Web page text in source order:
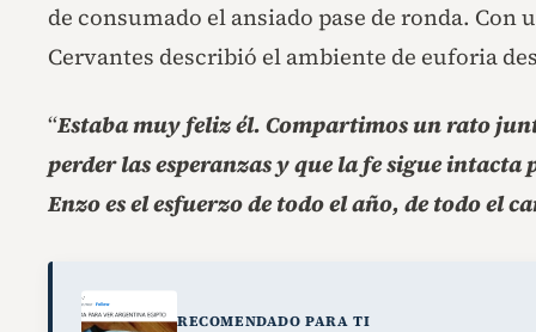
de consumado el ansiado pase de ronda.
Cervantes describió el ambiente de euforia
“Estaba muy feliz él. Compartimos un rato
perder las esperanzas y que la fe sigue
Enzo es el esfuerzo de todo el año, de todo el
RECOMENDADO PARA TI